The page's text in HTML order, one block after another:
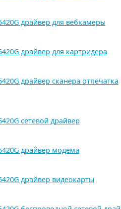
драйвер для вебкамеры
драйвер для картридера
драйвер сканера отпечатка
сетевой драйвер
драйвер модема
драйвер видеокарты